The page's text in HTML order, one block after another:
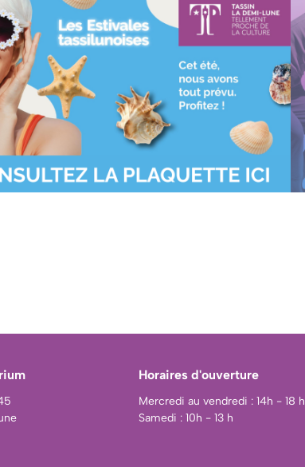
Horaires d'ouverture
Mercredi au vendredi : 14h - 18 h
Samedi : 10h - 13 h